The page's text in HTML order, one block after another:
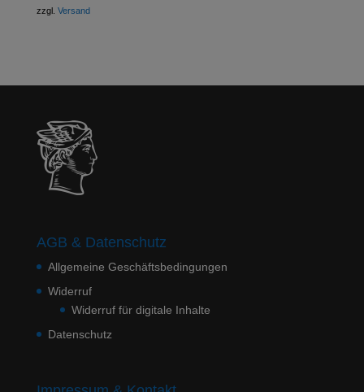
zzgl. Versand
AGB & Datenschutz
Allgemeine Geschäftsbedingungen
Widerruf
Widerruf für digitale Inhalte
Datenschutz